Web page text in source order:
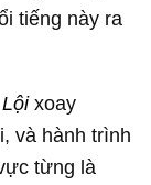
tiếng này ra
Lộixoay
và hành trình
từng là